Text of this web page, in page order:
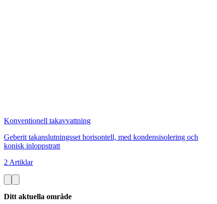
Konventionell takavvattning
Geberit takanslutningsset horisontell, med kondensisolering och
konisk inloppstratt
2 Artiklar
Ditt aktuella område